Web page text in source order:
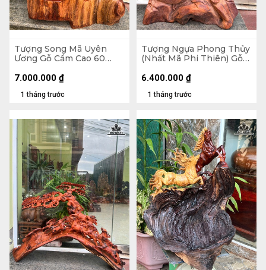
Tượng Song Mã Uyên
Ương Gỗ Cẩm Cao 60
1 tháng trước
7.000.000 ₫
Tượng Ngựa Phong Thủy
(Nhất Mã Phi Thiên) Gỗ
Sâu 20 (cm)
1 tháng trước
6.400.000 ₫